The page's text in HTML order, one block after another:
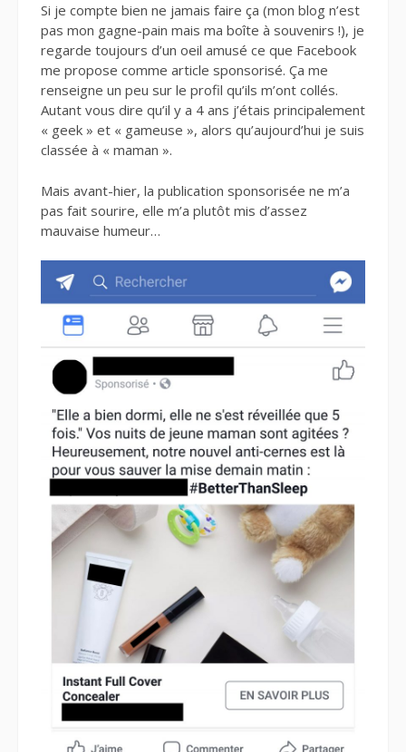
Si je compte bien ne jamais faire ça (mon blog n’est
pas mon gagne-pain mais ma boîte à souvenirs !), je
regarde toujours d’un oeil amusé ce que Facebook
me propose comme article sponsorisé. Ça me
renseigne un peu sur le profil qu’ils m’ont collés.
Autant vous dire qu’il y a 4 ans j’étais principalement
« geek » et « gameuse », alors qu’aujourd’hui je suis
classée à « maman ».
Mais avant-hier, la publication sponsorisée ne m’a
pas fait sourire, elle m’a plutôt mis d’assez
mauvaise humeur…